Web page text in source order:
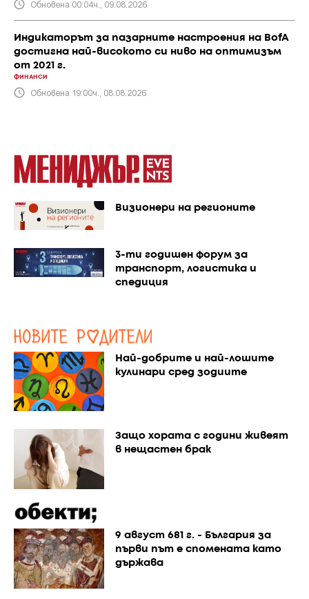
Обновена 00:04ч., 09.08.2026
Индикаторът за пазарните настроения на BofA
достигна най-високото си ниво на оптимизъм
от 2021 г.
ФИНАНСИ
Обновена 19:00ч., 08.08.2026
Визионери на регионите
3-ти годишен форум за
транспорт, логистика и
спедиция
Най-добрите и най-лошите
кулинари сред зодиите
Защо хората с години живеят
в нещастен брак
9 август 681 г. - България за
първи път е спомената като
държава